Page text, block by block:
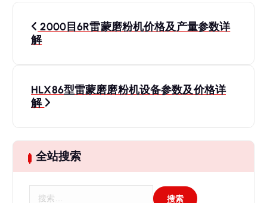
文
章
航
2000目6R雷蒙磨粉机价格及产量参数详
解
HLX86型雷蒙磨磨粉机设备参数及价格详
解
全站搜索